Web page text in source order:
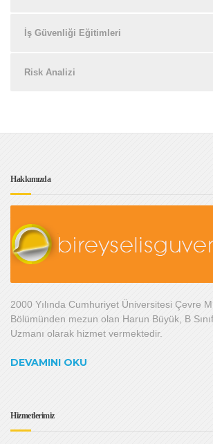
İş Güvenliği Eğitimleri
Risk Analizi
Hakkımızda
2000 Yılında Cumhuriyet Üniversitesi Çevre
Bölümünden mezun olan Harun Büyük, B
Uzmanı olarak hizmet vermektedir.
DEVAMINI OKU
Hizmetlerimiz